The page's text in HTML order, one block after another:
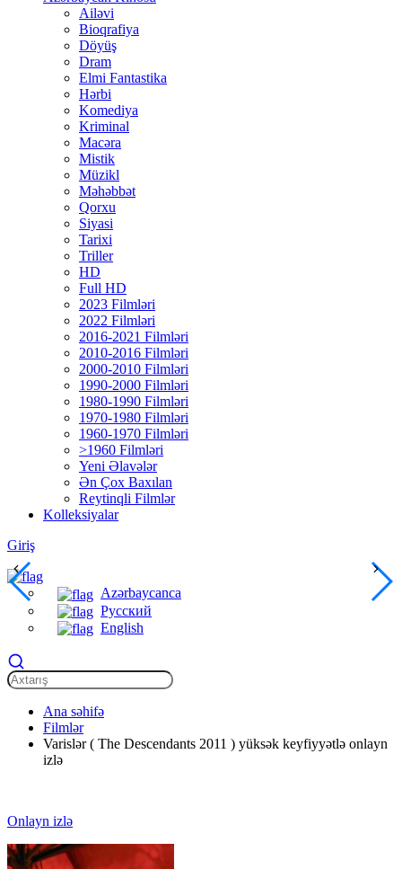
Ailəvi
Bioqrafiya
Döyüş
Dram
Elmi Fantastika
Hərbi
Komediya
Kriminal
Macəra
Mistik
Müzikl
Məhəbbət
Qorxu
Siyasi
Tarixi
Triller
HD
Full HD
2023 Filmləri
2022 Filmləri
2016-2021 Filmləri
2010-2016 Filmləri
2000-2010 Filmləri
1990-2000 Filmləri
1980-1990 Filmləri
1970-1980 Filmləri
1960-1970 Filmləri
>1960 Filmləri
Yeni Əlavələr
Ən Çox Baxılan
Reytinqli Filmlər
Kolleksiyalar
Giriş
Azərbaycanca
Русский
English
Ana səhifə
Filmlər
Varislər ( The Descendants 2011 ) yüksək keyfiyyətlə onlayn
izlə
Onlayn izlə